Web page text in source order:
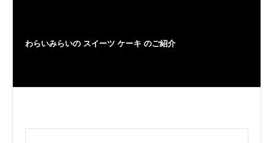
わらいみらいの スイーツ ケーキ のご紹介